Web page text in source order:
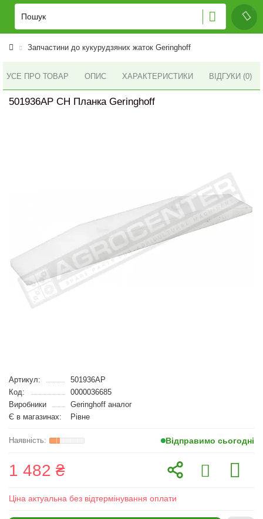
Запчастини до кукурудзяних жаток Geringhoff
УСЕ ПРО ТОВАР ОПИС ХАРАКТЕРИСТИКИ ВІДГУКИ (0)
501936AP CH Планка Geringhoff
Артикул:
501936AP
Код:
0000036685
Виробники
Geringhoff аналог
Є в магазинах:
Рівне
Відправимо сьогодні
1 482 ₴
Ціна актуальна без відтермінування оплати